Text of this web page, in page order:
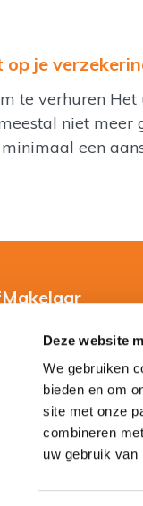
Deze website
We gebruiken
bieden en om
site met onze
combineren
uw gebruik van
op je
te verhuren
niet meer
een
Verklaring